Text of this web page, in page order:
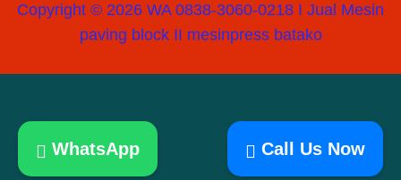
Copyright © 2026 WA 0838-3060-0218 I Jual Mesin
paving block II mesinpress batako
Call Us Now
WhatsApp